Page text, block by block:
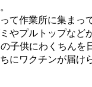
て作業所に集まっ
やプルトップな
子供にわくちん
にワクチンが届け